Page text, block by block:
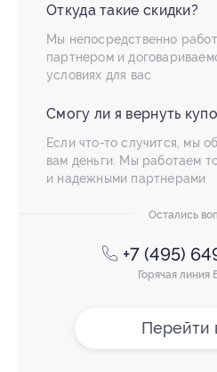
Откуда такие скидки?
Мы непосредственно
партнером и
условиях для вас
Смогу ли я вернуть
Если что-то случится, мы
вам деньги. Мы работаем
и надежными партнерами
Остались
+7 (495)
Горячая линия
Перейти